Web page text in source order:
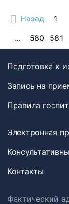
Назад 1
...
580 581
Подготовка к
Запись на
Правила
Электронная
Контакты
Фактический